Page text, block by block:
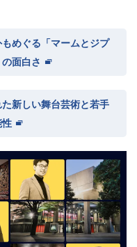
めぐる「マームとジプ
面白さ
新しい舞台芸術と若手
性